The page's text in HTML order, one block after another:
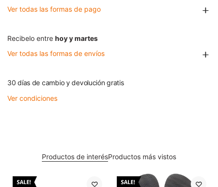
Ver todas las formas de pago
Recibelo entre hoy y martes
Ver todas las formas de envíos
30 días de cambio y devolución gratis
Ver condiciones
Productos de interésProductos más vistos